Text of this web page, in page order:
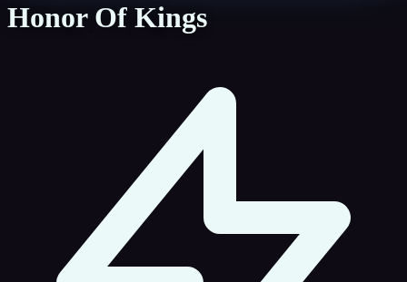
Honor Of Kings